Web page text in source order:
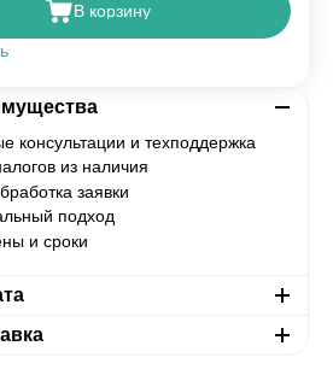
В корзину
консультации и техподдержка
из наличия
заявки
подход
и сроки